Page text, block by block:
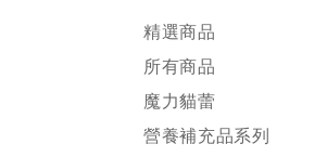
精選商品
所有商品
魔力貓蕾
營養補充品系列